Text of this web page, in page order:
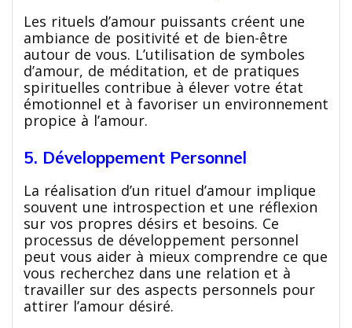
Les rituels d’amour puissants créent une
ambiance de positivité et de bien-être
autour de vous. L’utilisation de symboles
d’amour, de méditation, et de pratiques
spirituelles contribue à élever votre état
émotionnel et à favoriser un environnement
propice à l’amour.
5. Développement Personnel
La réalisation d’un rituel d’amour implique
souvent une introspection et une réflexion
sur vos propres désirs et besoins. Ce
processus de développement personnel
peut vous aider à mieux comprendre ce que
vous recherchez dans une relation et à
travailler sur des aspects personnels pour
attirer l’amour désiré.